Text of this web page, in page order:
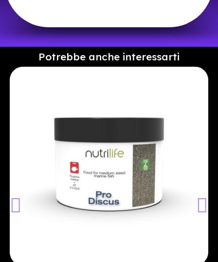
Potrebbe anche interessarti